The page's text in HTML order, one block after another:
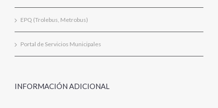
EPQ (Trolebus, Metrobus)
Portal de Servicios Municipales
INFORMACIÓN ADICIONAL